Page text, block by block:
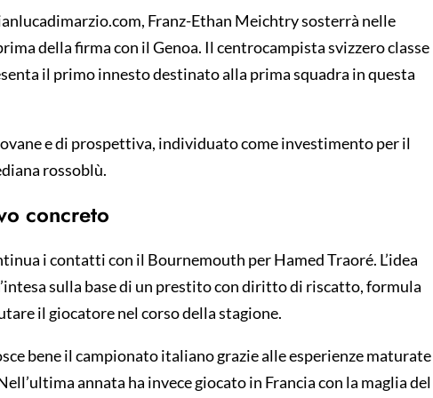
Franz-Ethan Meichtry sosterrà nelle
della firma con il Genoa. Il centrocampista svizzero classe
il primo innesto destinato alla prima squadra in questa
e di prospettiva, individuato come investimento per il
rossoblù.
concreto
i contatti con il Bournemouth per Hamed Traoré. L’idea
sulla base di un prestito con diritto di riscatto, formula
il giocatore nel corso della stagione.
bene il campionato italiano grazie alle esperienze maturate
annata ha invece giocato in Francia con la maglia del